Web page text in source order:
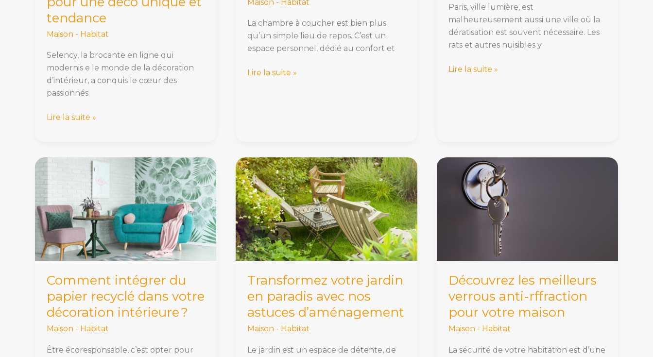
tendance
Maison - Habitat
Selency, la brocante en ligne qui
modernis e le monde de la décoration
d’intérieur, a conquis le cœur des
passionnés
déco
et
tendance
Lire la suite »
Maison - Habitat
La chambre à coucher est bien plus
qu’un simple lieu de repos. C’est un
espace personnel, dédié au confort et
Lire la suite »
Paris, ville lumière, est
malheureusement aussi une ville où la
dératisation est souvent nécessaire. Les
rats et autres nuisibles y
Lire la suite »
Comment intégrer du
papier recyclé dans votre
décoration intérieure ?
Maison - Habitat
Être écoresponsable, c’est opter pour
recyclé
dans
décoration
intérieure ?
Transformez votre jardin
en paradis avec nos
astuces d’aménagement
Maison - Habitat
Le jardin est un espace de détente, de
Transformez
votre
jardin
en
paradis
avec
nos
astuces
d’aménagement
Découvrez les meilleurs
verrous anti-rffraction
pour votre maison
Maison - Habitat
La sécurité de votre habitation est d’une
Découvrez
meilleurs
verrous
maison